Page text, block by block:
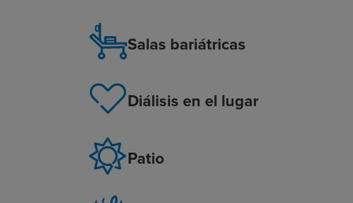
Salas bariátricas
Diálisis en el lugar
Patio